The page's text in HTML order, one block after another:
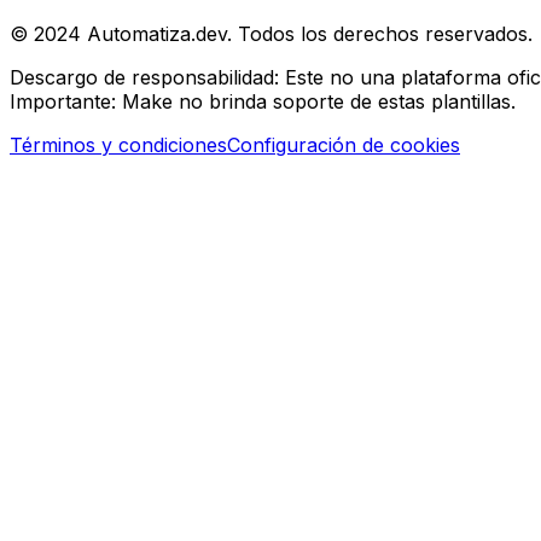
© 2024 Automatiza.dev. Todos los derechos reservados.
Descargo de responsabilidad: Este no una plataforma
Importante: Make no brinda soporte de estas plantillas.
Términos y condicionesConfiguración de cookies